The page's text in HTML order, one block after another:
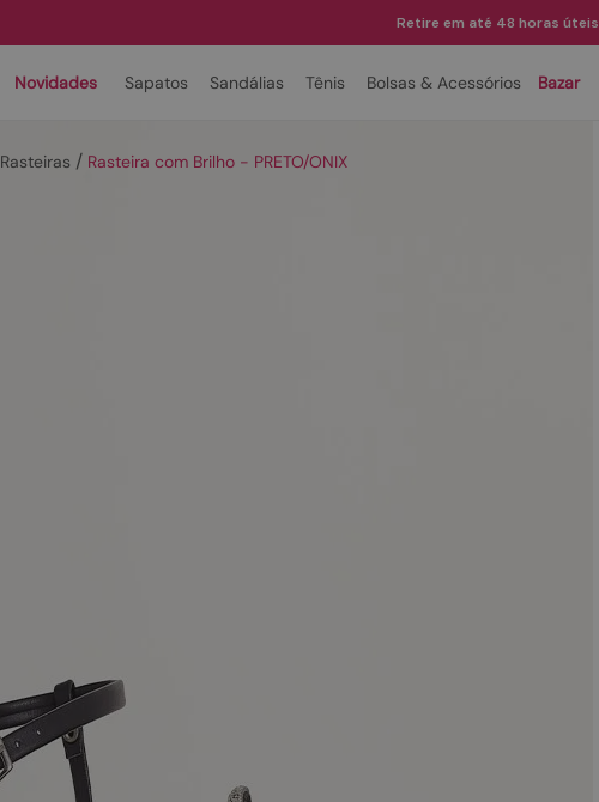
Retire em até 48 horas úteis
Novidades Sapatos Sandálias Tênis Bolsas & Acessórios Bazar
Rasteiras Rasteira com Brilho - PRETO/ONIX